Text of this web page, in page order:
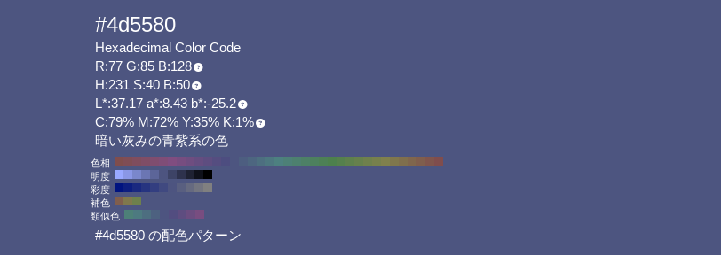
#4d5580
Hexadecimal Color Code
R:77 G:85 B:128
H:231 S:40 B:50
L*:37.17 a*:8.43 b*:-25.2
C:79% M:72% Y:35% K:1%
暗い灰みの青紫系の色
色相
明度
彩度
補色
類似色
#4d5580 の配色パターン